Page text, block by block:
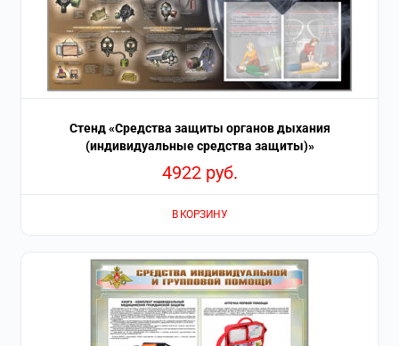
Стенд «Средства защиты органов дыхания
(индивидуальные средства защиты)»
4922 руб.
В КОРЗИНУ